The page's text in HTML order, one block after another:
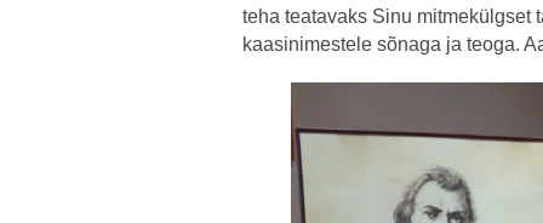
teha teatavaks Sinu mitmekülgset
kaasinimestele sõnaga ja teoga.